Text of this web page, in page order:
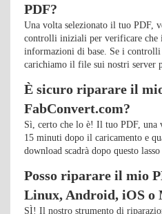
PDF?
Una volta selezionato il tuo PDF,
controlli iniziali per verificare che
informazioni di base. Se i
carichiamo il file sui nostri server
È sicuro riparare il
FabConvert.com?
Sì, certo che lo è! Il tuo PDF,
15 minuti dopo il caricamento e
download scadrà dopo questo
Posso riparare il mio
Linux, Android, iOS o
SÌ! Il nostro strumento di